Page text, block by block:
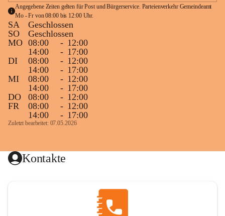
Angegebene Zeiten gelten für Post und Bürgerservice. Parteienverkehr Gemeindeamt
Mo - Fr von 08:00 bis 12:00 Uhr.
SA
Geschlossen
SO
Geschlossen
MO 08:00 - 12:00
14:00
- 17:00
DI
08:00 - 12:00
14:00
- 17:00
MI
08:00 - 12:00
14:00
- 17:00
DO
08:00 - 12:00
FR
08:00 - 12:00
14:00
- 17:00
Zuletzt bearbeitet: 07.05.2026
Kontakte